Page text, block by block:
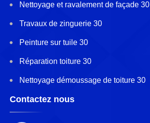
Nettoyage et ravalement de façade 30
Travaux de zinguerie 30
Peinture sur tuile 30
Réparation toiture 30
Nettoyage démoussage de toiture 30
Contactez nous